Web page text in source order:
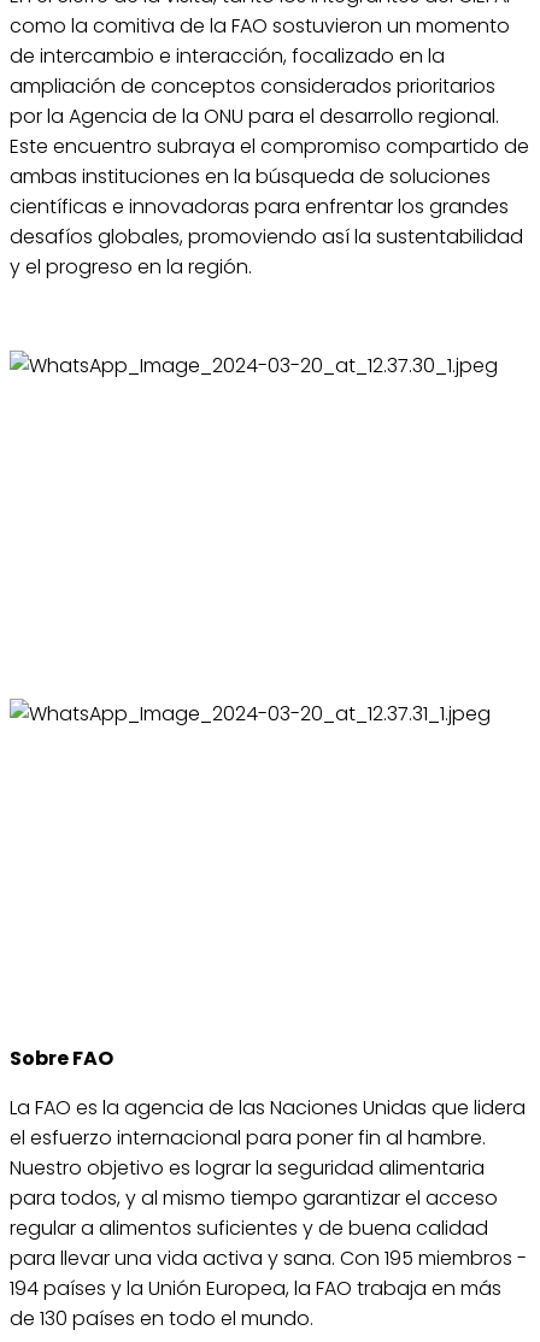
como la comitiva de la FAO sostuvieron un momento
de intercambio e interacción, focalizado en la
ampliación de conceptos considerados prioritarios
por la Agencia de la ONU para el desarrollo regional.
Este encuentro subraya el compromiso compartido de
ambas instituciones en la búsqueda de soluciones
científicas e innovadoras para enfrentar los grandes
desafíos globales, promoviendo así la sustentabilidad
y el progreso en la región.
Sobre FAO
La FAO es la agencia de las Naciones Unidas que lidera
el esfuerzo internacional para poner fin al hambre.
Nuestro objetivo es lograr la seguridad alimentaria
para todos, y al mismo tiempo garantizar el acceso
regular a alimentos suficientes y de buena calidad
para llevar una vida activa y sana. Con 195 miembros -
194 países y la Unión Europea, la FAO trabaja en más
de 130 países en todo el mundo.